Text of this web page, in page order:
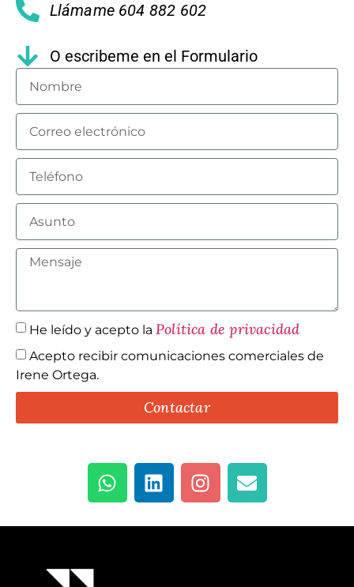
Llámame 604 882 602
O escribeme en el Formulario
He leído y acepto la Política de privacidad
Acepto recibir comunicaciones comerciales de
Irene Ortega.
Contactar